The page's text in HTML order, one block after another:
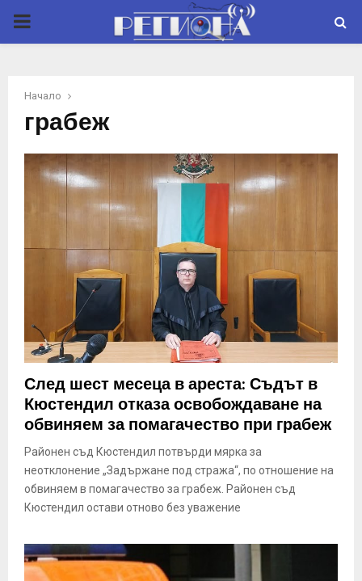
P
M
N
U
Начало
грабеж
След шест месеца в ареста: Съдът в
Кюстендил отказа освобождаване на
обвиняем за помагачество при грабеж
Районен съд Кюстендил потвърди мярка за
неотклонение „Задържане под стража“, по отношение на
обвиняем в помагачество за грабеж. Районен съд
Кюстендил остави отново без уважение